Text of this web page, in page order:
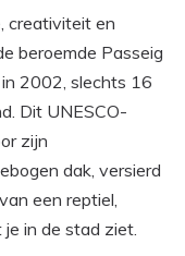
creativiteit en
beroemde Passeig
2002, slechts 16
Dit UNESCO-
zijn
dak, versierd
een reptiel,
in de stad ziet.